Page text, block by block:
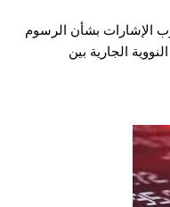
الإشارات بشأن الرسوم
الجارية بين